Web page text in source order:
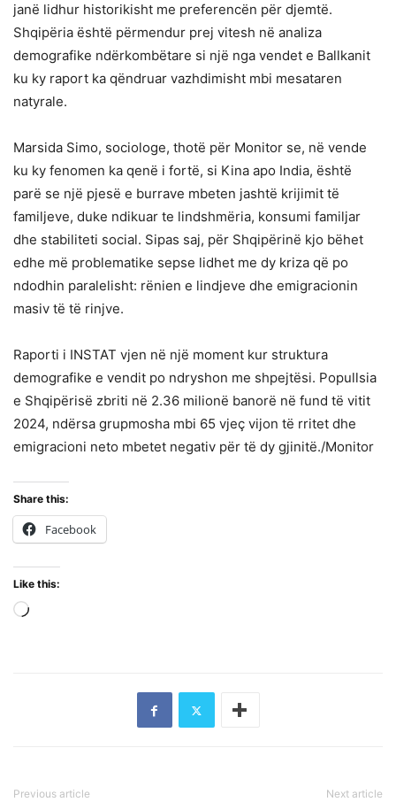
janë lidhur historikisht me preferencën për djemtë.
Shqipëria është përmendur prej vitesh në analiza
demografike ndërkombëtare si një nga vendet e Ballkanit
ku ky raport ka qëndruar vazhdimisht mbi mesataren
natyrale.
Marsida Simo, sociologe, thotë për Monitor se, në vende
ku ky fenomen ka qenë i fortë, si Kina apo India, është
parë se një pjesë e burrave mbeten jashtë krijimit të
familjeve, duke ndikuar te lindshmëria, konsumi familjar
dhe stabiliteti social. Sipas saj, për Shqipërinë kjo bëhet
edhe më problematike sepse lidhet me dy kriza që po
ndodhin paralelisht: rënien e lindjeve dhe emigracionin
masiv të të rinjve.
Raporti i INSTAT vjen në një moment kur struktura
demografike e vendit po ndryshon me shpejtësi. Popullsia
e Shqipërisë zbriti në 2.36 milionë banorë në fund të vitit
2024, ndërsa grupmosha mbi 65 vjeç vijon të rritet dhe
emigracioni neto mbetet negativ për të dy gjinitë./Monitor
Share this:
Facebook
Like this:
Previous article Next article